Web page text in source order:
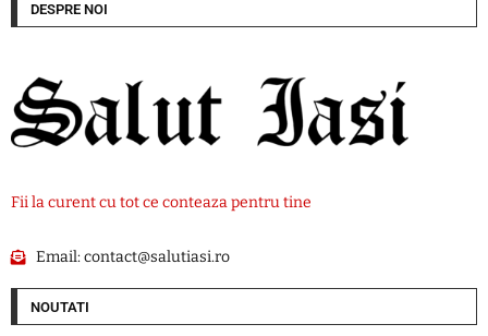
DESPRE NOI
Fii la curent cu tot ce conteaza pentru tine
Email:contact@salutiasi.ro
NOUTATI